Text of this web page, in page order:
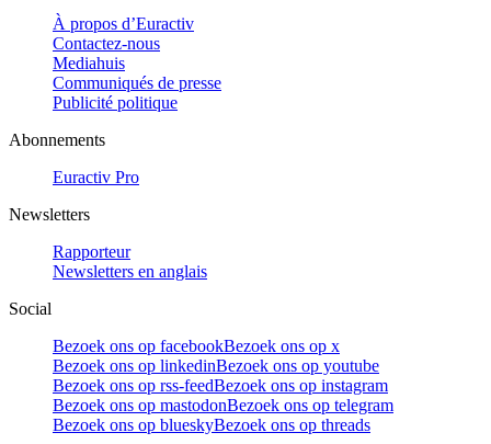
À propos d’Euractiv
Contactez-nous
Mediahuis
Communiqués de presse
Publicité politique
Abonnements
Euractiv Pro
Newsletters
Rapporteur
Newsletters en anglais
Social
Bezoek ons op facebookBezoek ons op x
Bezoek ons op linkedinBezoek ons op youtube
Bezoek ons op rss-feedBezoek ons op instagram
Bezoek ons op mastodonBezoek ons op telegram
Bezoek ons op blueskyBezoek ons op threads